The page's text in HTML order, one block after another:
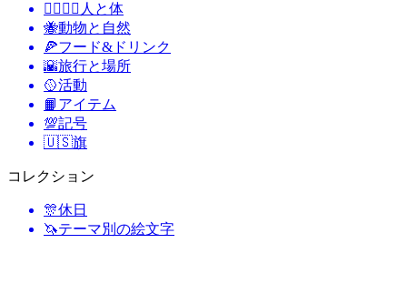
👩‍❤️‍💋‍👨 人と体
🐝動物と自然
🍕フード&ドリンク
🌇旅行と場所
🥎活動
📙 アイテム
💯記号
🇺🇸旗
コレクション
🎊休日
🦄テーマ別の絵文字